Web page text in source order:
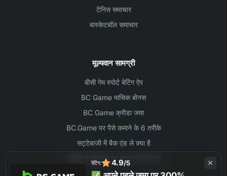
टेनिस समाचार
बास्केटबॉल समाचार
मूल्यवान सामग्री
बीसी गेम स्पोर्ट बेटिंग ऐप
BC Game मासिक बोनस
BC Game क्रीडा जमा
BC.Game पर पैसे कमाने के 6 तरीके
सट्टेबाजी में बैक एंड ले क्या है
आईपीएल क्रिकेट पर सट्टा कैसे लगाएं
रेटिंग: 4.9/5